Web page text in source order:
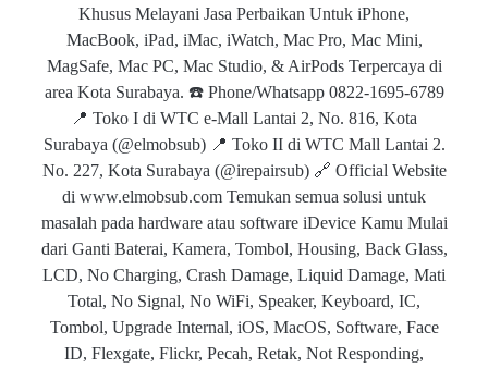
Khusus Melayani Jasa Perbaikan Untuk iPhone,
MacBook, iPad, iMac, iWatch, Mac Pro, Mac Mini,
MagSafe, Mac PC, Mac Studio, & AirPods Terpercaya di
area Kota Surabaya. ☎️ Phone/Whatsapp 0822-1695-6789
📍 Toko I di WTC e-Mall Lantai 2, No. 816, Kota
Surabaya (@elmobsub) 📍 Toko II di WTC Mall Lantai 2.
No. 227, Kota Surabaya (@irepairsub) 🔗 Official Website
di www.elmobsub.com Temukan semua solusi untuk
masalah pada hardware atau software iDevice Kamu Mulai
dari Ganti Baterai, Kamera, Tombol, Housing, Back Glass,
LCD, No Charging, Crash Damage, Liquid Damage, Mati
Total, No Signal, No WiFi, Speaker, Keyboard, IC,
Tombol, Upgrade Internal, iOS, MacOS, Software, Face
ID, Flexgate, Flickr, Pecah, Retak, Not Responding,